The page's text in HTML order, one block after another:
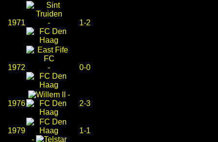
1971 - 1-2
1972 - 0-0
1976
-
2-3
1979
-
1-1